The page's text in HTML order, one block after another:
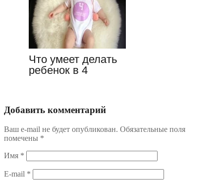
Что умеет делать
ребенок в 4
Добавить комментарий
Ваш e-mail не будет опубликован. Обязательные поля
помечены *
Имя *
E-mail *